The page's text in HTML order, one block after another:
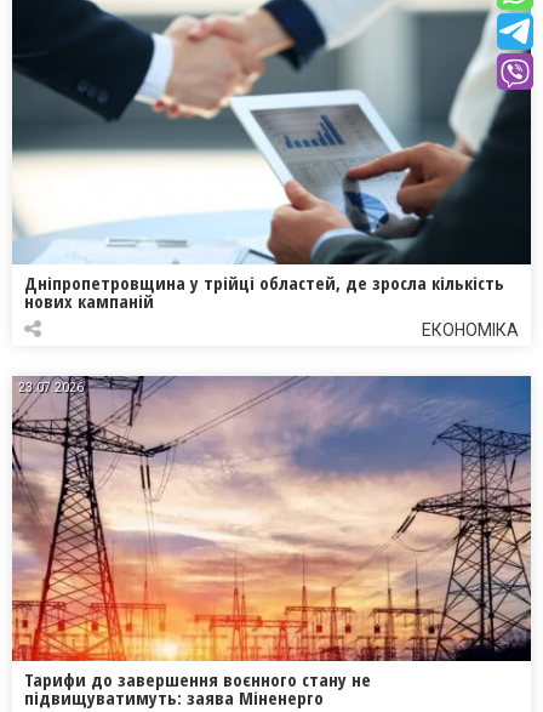
Дніпропетровщина у трійці областей, де зросла кількість
нових кампаній
ЕКОНОМІКА
23.07.2026
Тарифи до завершення воєнного стану не
підвищуватимуть: заява Міненерго